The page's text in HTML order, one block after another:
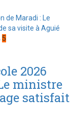
de Maradi : Le
sa visite à Aguié
5
2026
ministre
satisfait